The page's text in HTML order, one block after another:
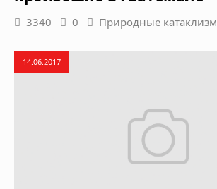
3340 0 Природные
14.06.2017